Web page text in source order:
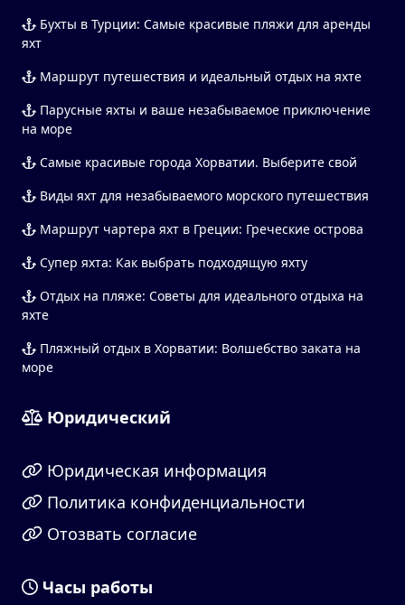
Бухты в Турции: Самые красивые пляжи для аренды
яхт
Маршрут путешествия и идеальный отдых на яхте
Парусные яхты и ваше незабываемое приключение
на море
Самые красивые города Хорватии. Выберите свой
Виды яхт для незабываемого морского путешествия
Маршрут чартера яхт в Греции: Греческие острова
Супер яхта: Как выбрать подходящую яхту
Отдых на пляже: Советы для идеального отдыха на
яхте
Пляжный отдых в Хорватии: Волшебство заката на
море
Юридический
Юридическая информация
Политика конфиденциальности
Отозвать согласие
Часы работы